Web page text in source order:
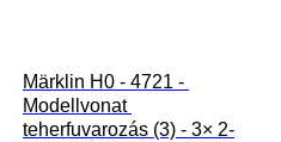
Märklin H0 - 4721 -
Modellvonat
teherfuvarozás (3) - 3× 2-